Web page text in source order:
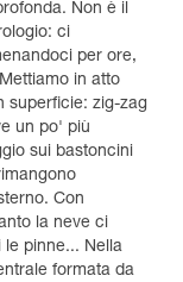
Non è il
ci
per ore,
in atto
superficie: zig-zag
un po' più
sui bastoncini
Con
la neve ci
le pinne... Nella
formata da